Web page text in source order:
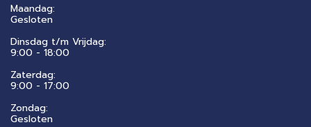
Maandag:
Gesloten
Dinsdag t/m Vrijdag:
9:00 - 18:00
Zaterdag:
​9:00 - 17:00
Zondag:
Gesloten